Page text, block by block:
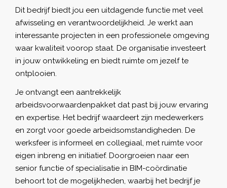
Dit bedrijf biedt jou een uitdagende functie met veel
afwisseling en verantwoordelijkheid. Je werkt aan
interessante projecten in een professionele omgeving
waar kwaliteit voorop staat. De organisatie investeert
in jouw ontwikkeling en biedt ruimte om jezelf te
ontplooien.
Je ontvangt een aantrekkelijk
arbeidsvoorwaardenpakket dat past bij jouw ervaring
en expertise. Het bedrijf waardeert zijn medewerkers
en zorgt voor goede arbeidsomstandigheden. De
werksfeer is informeel en collegiaal, met ruimte voor
eigen inbreng en initiatief. Doorgroeien naar een
senior functie of specialisatie in BIM-coördinatie
behoort tot de mogelijkheden, waarbij het bedrijf je